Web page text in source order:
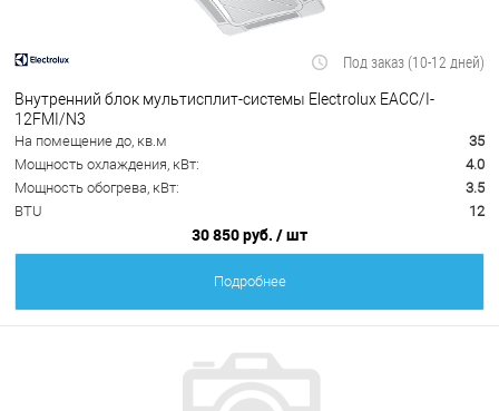
Под заказ (10-12 дней)
Внутренний блок мультисплит-системы Electrolux EACС/I-
12FMI/N3
На помещение до, кв.м
35
Мощность охлаждения, кВт:
4.0
Мощность обогрева, кВт:
3.5
BTU
12
30 850 руб. / шт
Подробнее